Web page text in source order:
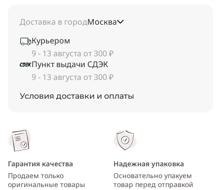
Доставка в городМосква
Курьером
9 - 13 августа от 300 ₽
Пункт выдачи СДЭК
9 - 13 августа от 300 ₽
Условия доставки и оплаты
Гарантия качества
Продаем только
оригинальные товары
Надежная упаковка
Основательно упакуем
товар перед отправкой